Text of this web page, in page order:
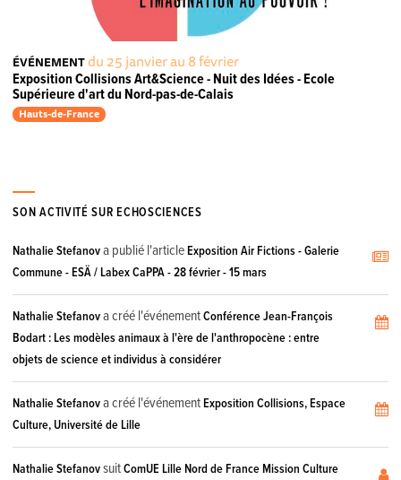
ÉVÉNEMENTdu 25 janvier au 8 février
Exposition Collisions Art&Science - Nuit des Idées - Ecole
Supérieure d'art du Nord-pas-de-Calais
Hauts-de-France
SON ACTIVITÉ SUR ECHOSCIENCES
Nathalie Stefanova publié l'articleExposition Air Fictions - Galerie
Commune - ESÄ / Labex CaPPA - 28 février - 15 mars
Nathalie Stefanova créé l'événementConférence Jean-François
Bodart : Les modèles animaux à l'ère de l'anthropocène : entre
objets de science et individus à considérer
Nathalie Stefanova créé l'événementExposition Collisions, Espace
Culture, Université de Lille
Nathalie StefanovsuitComUE Lille Nord de France Mission Culture